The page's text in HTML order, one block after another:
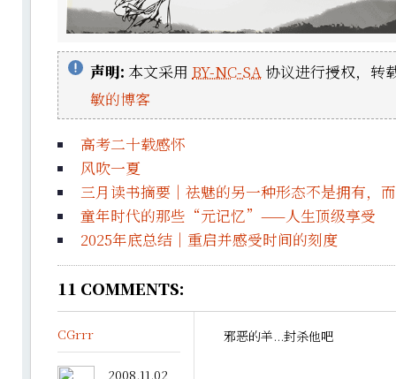
声明: 本文采用 BY-NC-SA 协议进行授权，转
敏的博客
高考二十载感怀
风吹一夏
三月读书摘要｜祛魅的另一种形态不是拥有，
童年时代的那些“元记忆”——人生顶级享受
2025年底总结｜重启并感受时间的刻度
11 COMMENTS:
邪恶的羊...封杀他吧
CGrrr
2008.11.02